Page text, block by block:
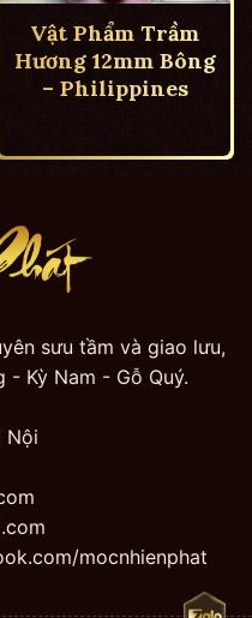
Vật Phẩm Trầm
Hương 12mm Bông
– Philippines
sưu tầm và giao lưu,
- Kỳ Nam - Gỗ Quý.
Nội
mocnhienphat